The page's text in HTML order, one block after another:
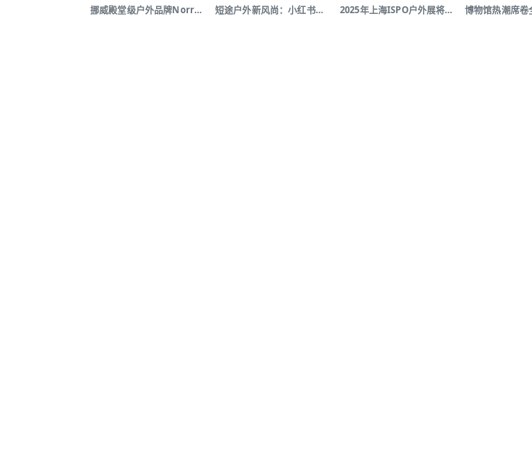
挪威殿堂级户外品牌Norrøna北京... 短途户外新风尚：小红书《2025上半... 2025年上海ISPO户外展将于7月...